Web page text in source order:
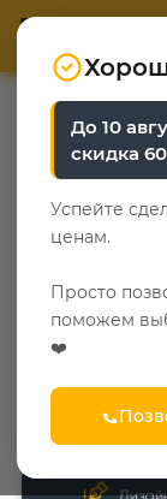
До 10
скидка
Успейте
ценам.
Просто
поможем
❤️